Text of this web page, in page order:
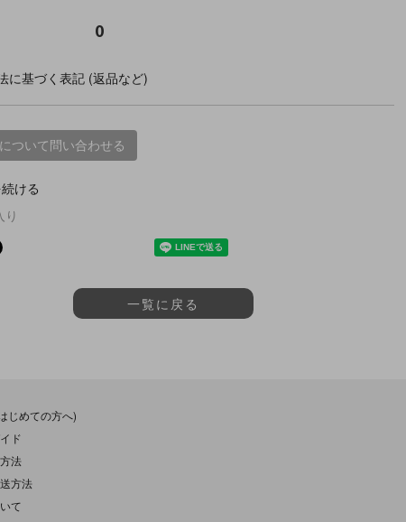
0
に基づく表記 (返品など)
ついて問い合わせる
ける
り
一覧に戻る
じめての方へ)
ド
法
方法
て